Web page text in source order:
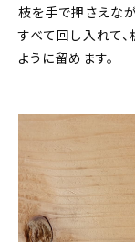
枝を手で押さえな
すべて回し入れて
ように留めます。